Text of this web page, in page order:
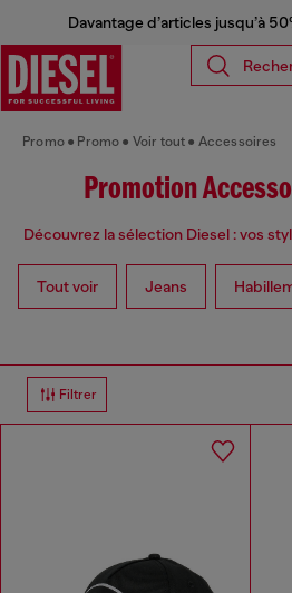
Davantage d’articles jusqu’à
Promo Promo Voir tout Accessoires
Promotion
Découvrez la sélection Diesel : vos
Tout voir Jeans
Filtrer